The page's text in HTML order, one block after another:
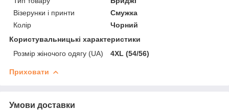
Візерунки і принти
Смужка
Колір
Чорний
Користувальницькі характеристики
Розмір жіночого одягу (UA)
4XL (54/56)
Приховати
Умови доставки